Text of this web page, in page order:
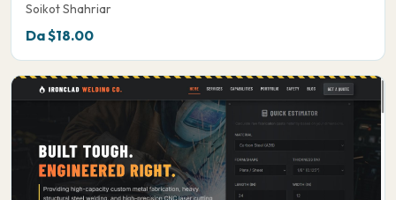
Soikot Shahriar
Da $18.00